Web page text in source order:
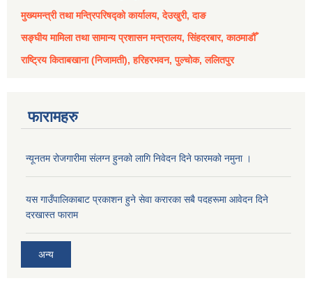
मुख्यमन्त्री तथा मन्त्रिपरिषद्को कार्यालय, देउखुरी, दाङ
सङ्घीय मामिला तथा सामान्य प्रशासन मन्त्रालय, सिंहदरबार, काठमाडौँ
राष्ट्रिय किताबखाना (निजामती), हरिहरभवन, पुल्चोक, ललितपुर
फारामहरु
न्यूनतम रोजगारीमा संलग्न हुनको लागि निवेदन दिने फारमको नमुना ।
यस गाउँपालिकाबाट प्रकाशन हुने सेवा करारका सबै पदहरूमा आवेदन दिने
दरखास्त फाराम
अन्य